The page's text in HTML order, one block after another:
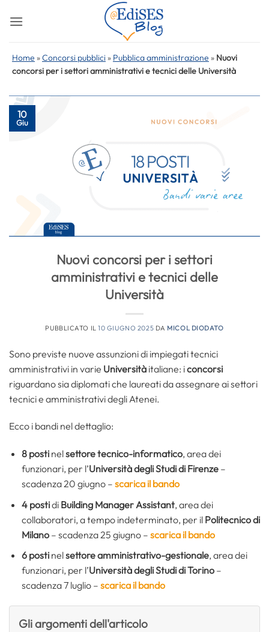
Home »Concorsi pubblici » Pubblica amministrazione » Nuovi
concorsi per i settori amministrativi e tecnici delle Università
10
Giu
Nuovi concorsi per i settori
amministrativi e tecnici delle
Università
PUBBLICATO IL10 GIUGNO 2025 DA MICOL DIODATO
Sono previste nuove assunzioni di impiegati tecnici
amministrativi in varie Università italiane: iconcorsi
riguardano sia diplomati che laureati da assegnare ai settori
tecnici e amministrativi degli Atenei.
Ecco i bandi nel dettaglio:
8 posti nelsettore tecnico-informatico, area dei
funzionari, per l’Università degli Studi di Firenze–
scadenza 20 giugno – scarica il bando
4 postidi Building Manager Assistant, area dei
collaboratori, a tempo indeterminato, per il Politecnico di
Milano– scadenza 25 giugno – scarica il bando
6 posti nelsettore amministrativo-gestionale, area dei
funzionari, per l’Università degli Studi di Torino–
scadenza 7 luglio – scarica il bando
Gli argomenti dell'articolo